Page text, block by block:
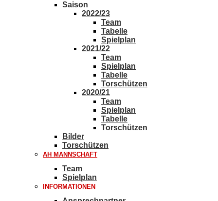
Saison
2022/23
Team
Tabelle
Spielplan
2021/22
Team
Spielplan
Tabelle
Torschützen
2020/21
Team
Spielplan
Tabelle
Torschützen
Bilder
Torschützen
AH MANNSCHAFT
Team
Spielplan
INFORMATIONEN